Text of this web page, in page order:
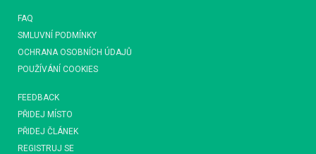
FAQ
SMLUVNÍ PODMÍNKY
OCHRANA OSOBNÍCH ÚDAJŮ
POUŽÍVÁNÍ COOKIES
FEEDBACK
PŘIDEJ MÍSTO
PŘIDEJ ČLÁNEK
REGISTRUJ SE